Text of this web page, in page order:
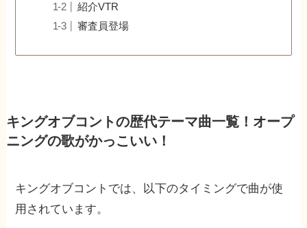
紹介VTR
審査員登場
キングオブコントの歴代テーマ曲一覧！オープ
ニングの歌がかっこいい！
キングオブコントでは、以下のタイミングで曲が使
用されています。